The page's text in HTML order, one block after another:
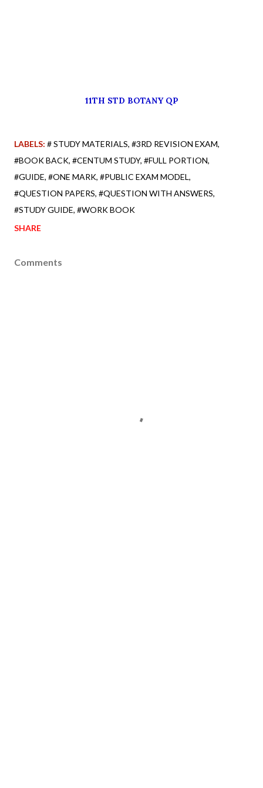
11TH STD BOTANY QP
LABELS: # STUDY MATERIALS #3RD REVISION EXAM
#BOOK BACK #CENTUM STUDY #FULL PORTION
#GUIDE #ONE MARK #PUBLIC EXAM MODEL
#QUESTION PAPERS #QUESTION WITH ANSWERS
#STUDY GUIDE #WORK BOOK
SHARE
Comments